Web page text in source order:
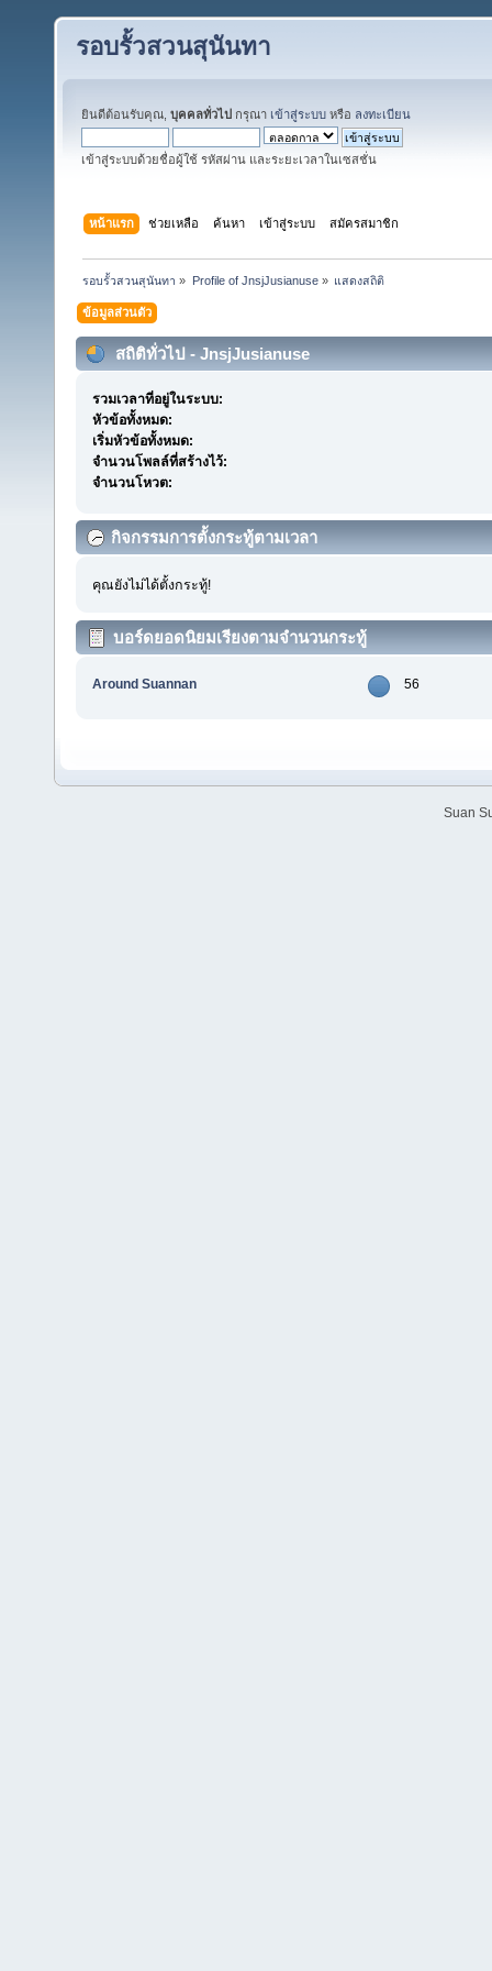
รอบรั้วสวนสุนันทา
ยินดีต้อนรับคุณ, บุคคลทั่วไป กรุณา เข้าสู่ระบบ หรือ ลงทะเบียน
เข้าสู่ระบบด้วยชื่อผู้ใช้ รหัสผ่าน และระยะเวลาในเซสชั่น
หน้าแรก ช่วยเหลือ ค้นหา เข้าสู่ระบบ สมัครสมาชิก
รอบรั้วสวนสุนันทา » Profile of JnsjJusianuse» แสดงสถิติ
ข้อมูลส่วนตัว
สถิติทั่วไป - JnsjJusianuse
รวมเวลาที่อยู่ในระบบ:
หัวข้อทั้งหมด:
เริ่มหัวข้อทั้งหมด:
จำนวนโพลล์ที่สร้างไว้:
จำนวนโหวต:
กิจกรรมการตั้งกระทู้ตามเวลา
คุณยังไม่ได้ตั้งกระทู้!
บอร์ดยอดนิยมเรียงตามจำนวนกระทู้
Around Suannan 56
Suan